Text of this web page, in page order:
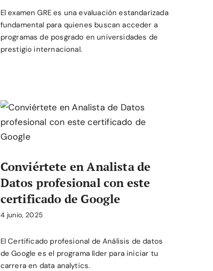
El examen GRE es una evaluación estandarizada
fundamental para quienes buscan acceder a
programas de posgrado en universidades de
prestigio internacional.
Conviértete en Analista de
Datos profesional con este
certificado de Google
4 junio, 2025
El Certificado profesional de Análisis de datos
de Google es el programa líder para iniciar tu
carrera en data analytics.